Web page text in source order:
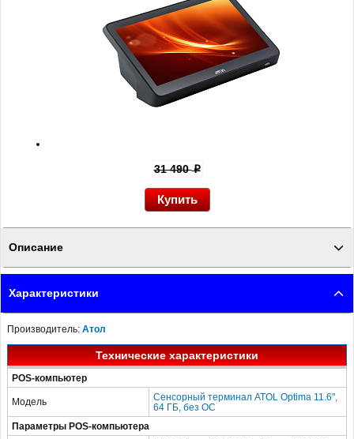
31 490p
Описание
ЕГАИС + Linux - характеристики и свойства посмотрите на сайте
Характеристики
Производитель: Атол
Технические характеристики
POS-компьютер
Модель
Сенсорный терминал ATOL Optima 11.6",
64 ГБ, без ОС
Параметры POS-компьютера